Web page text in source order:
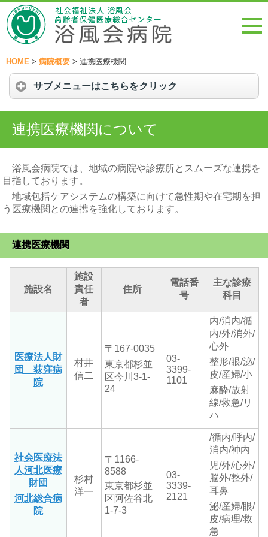
HOME > 病院概要 > 連携医療機関
サブメニューはこちらをクリック
連携医療機関について
浴風会病院では、地域の病院や診療所とスムーズな連携を
目指しております。
地域包括ケアシステムの構築に向けて急性期や在宅期を担
う医療機関との連携を強化しております。
連携医療機関
施設名
施設
責任
者
住所
電話番
号
主な診療
科目
医療法人財
団 荻窪病
院
村井
信二
〒167-0035
東京都杉並
区今川3-1-
24
03-
3399-
1101
内/消内/循
内/外/消外/
心外
整形/眼/泌/
皮/産婦/小
麻酔/放射
線/救急/リ
ハ
社会医療法
人河北医療
財団
河北総合病
院
杉村
洋一
〒1166-
8588
東京都杉並
区阿佐谷北
1-7-3
03-
3339-
2121
/循内/呼内/
消内/神内
児/外/心外/
脳外/整外/
耳鼻
泌/産婦/眼/
皮/病理/救
急